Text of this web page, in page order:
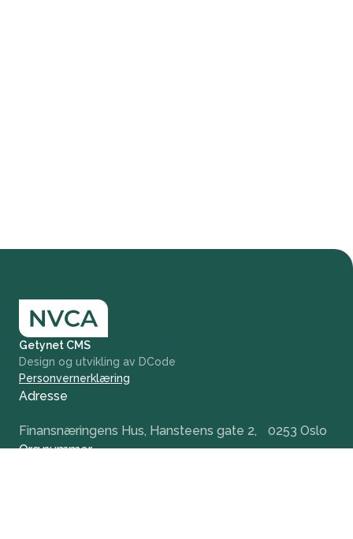
Getynet CMS
Design og utvikling av DCode
Personvernerklæring
Adresse
Finansnæringens Hus, Hansteens gate 2, 0253 Oslo
Org.nummer